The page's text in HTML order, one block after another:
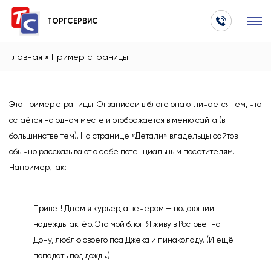
ТОРГСЕРВИС
Главная » Пример страницы
Это пример страницы. От записей в блоге она отличается тем, что
остаётся на одном месте и отображается в меню сайта (в
большинстве тем). На странице «Детали» владельцы сайтов
обычно рассказывают о себе потенциальным посетителям.
Например, так:
Привет! Днём я курьер, а вечером — подающий
надежды актёр. Это мой блог. Я живу в Ростове-на-
Дону, люблю своего пса Джека и пинаколаду. (И ещё
попадать под дождь.)